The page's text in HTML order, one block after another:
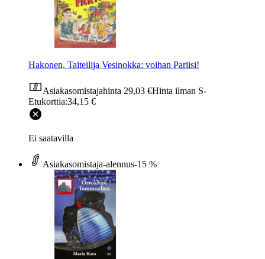
Hakonen, Taiteilija Vesinokka: voihan Pariisi!
Asiakasomistajahinta 29,03 €Hinta ilman S-
Etukorttia:34,15 €
Ei saatavilla
Asiakasomistaja-alennus-15 %